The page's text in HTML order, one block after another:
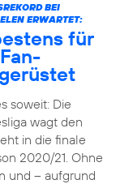
BEI
ERWARTET:
für
soweit: Die
wagt den
in die finale
2020/21. Ohne
und – aufgrund